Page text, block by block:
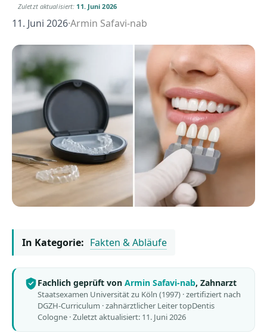
Zuletzt aktualisiert: 11. Juni 2026
11. Juni 2026·Armin Safavi-nab
In Kategorie: Fakten & Abläufe
Fachlich geprüft von Armin Safavi-nab, Zahnarzt
Staatsexamen Universität zu Köln (1997) · zertifiziert nach
DGZH-Curriculum · zahnärztlicher Leiter topDentis
Cologne ·Zuletzt aktualisiert: 11. Juni 2026